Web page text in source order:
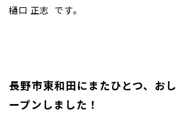
樋口 正志 です。
長野市東和田にまたひとつ、お
ープンしました！